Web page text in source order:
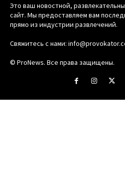
Это ваш новостной,
сайт. Мы предоставляем вам
прямо из индустрии развлечений.
Свяжитесь с нами:
© ProNews. Все права защищены.